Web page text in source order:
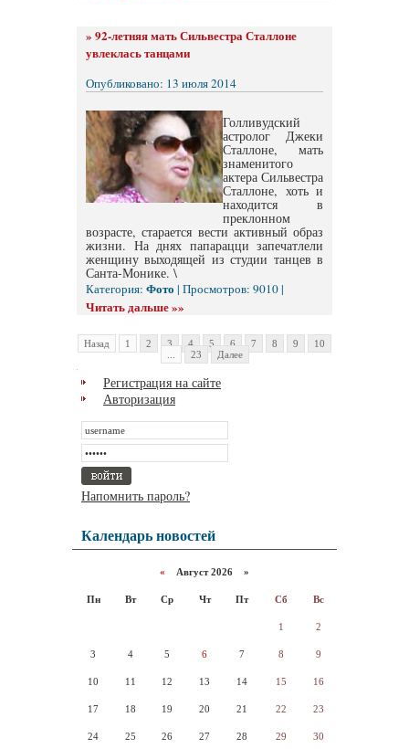
» 92-летняя мать Сильвестра Сталлоне
увлеклась танцами
Опубликовано: 13 июля 2014
Голливудский
астролог Джеки
Сталлоне, мать
знаменитого
актера Сильвестра
Сталлоне, хоть и
находится в
преклонном
возрасте, старается вести активный образ
жизни. На днях папарацци запечатлели
женщину выходящей из студии танцев в
Санта-Монике. \
Категория: Фото | Просмотров: 9010 |
Читать дальше »»
Назад 1 2 3 4 5 6 7 8 9
10
23 Далее
Регистрация на сайте
Авторизация
Напомнить пароль?
Календарь новостей
« Август 2026 »
Пн Вт Ср Чт Пт Сб Вс
1 2
3 4 5 6 7 8 9
10 11 12 13 14 15 16
17 18 19 20 21 22 23
24 25 26 27 28 29 30